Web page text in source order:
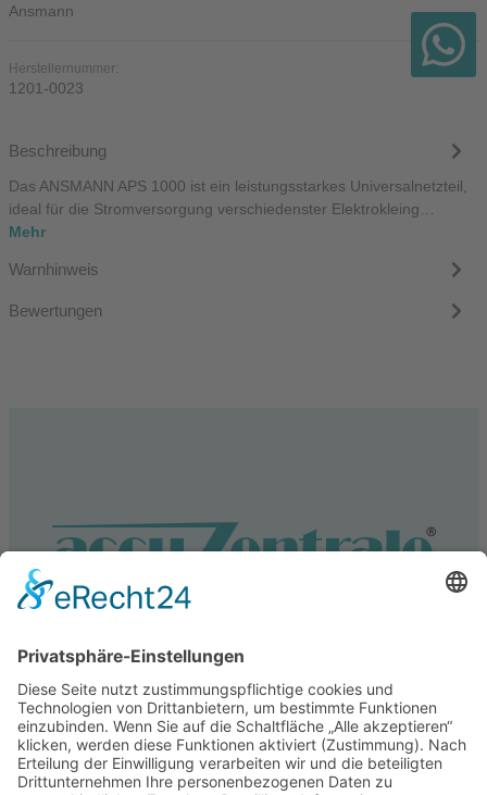
Ansmann
Herstellernummer:
1201-0023
Beschreibung
Das ANSMANN APS 1000 ist ein leistungsstarkes Universalnetzteil,
ideal für die Stromversorgung verschiedenster Elektrokleing…
Mehr
Warnhinweis
Bewertungen
Service
Information